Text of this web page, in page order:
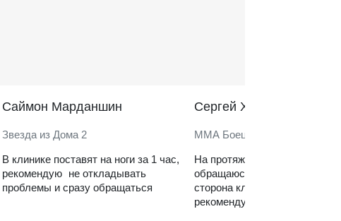
Саймон Марданшин
Звезда из Дома 2
В клинике поставят на ноги за 1 час,
рекомендую не откладывать
проблемы и сразу обращаться
Сергей Харитонов
ММА Боец
На протяжении нескольких
обращаюсь в клинику.
сторона клиники —
рекомендую